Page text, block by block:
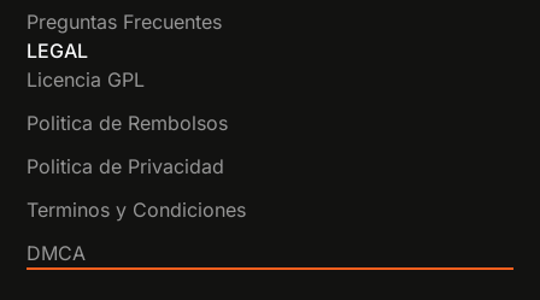
Preguntas Frecuentes
LEGAL
Licencia GPL
Politica de Rembolsos
Politica de Privacidad
Terminos y Condiciones
DMCA